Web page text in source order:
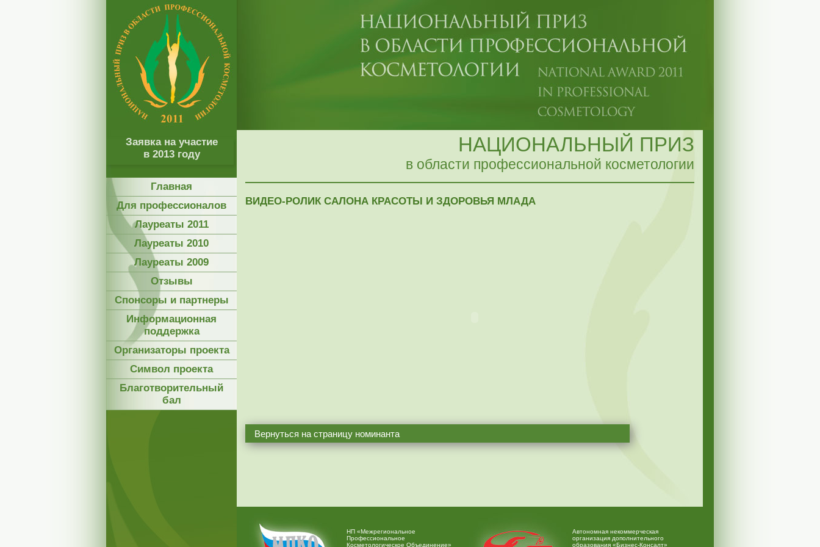
НАЦИОНАЛЬНЫЙ ПРИЗ
в области профессиональной косметологии
ВИДЕО-РОЛИК САЛОНА КРАСОТЫ И ЗДОРОВЬЯ МЛАДА
Вернуться на страницу номинанта
НП «Межрегиональное
Профессиональное
Косметологическое Объединение»
Автономная некоммерческая
организация дополнительного
образования «Бизнес-Консалт»
Заявка на участие
в 2013 году
Главная
Для профессионалов
Лауреаты 2011
Лауреаты 2010
Лауреаты 2009
Отзывы
Спонсоры и партнеры
Информационная
поддержка
Организаторы проекта
Символ проекта
Благотворительный
бал